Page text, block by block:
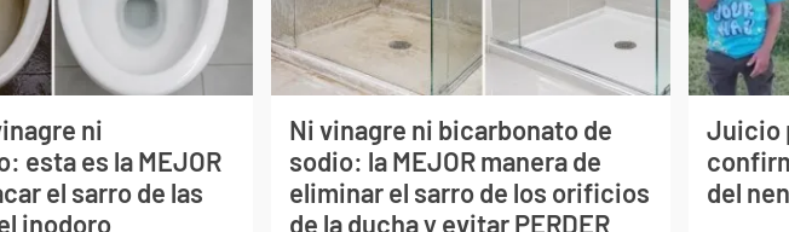
ni
esta es la MEJOR
el sarro de las
inodoro
Ni vinagre ni bicarbonato de
sodio: la MEJOR manera de
eliminar el sarro de los orificios
de la ducha y evitar PERDER
Juicio
del